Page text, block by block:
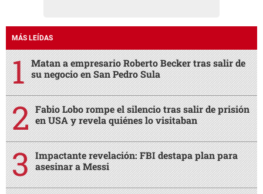
MÁS LEÍDAS
Matan a empresario Roberto Becker tras salir de
su negocio en San Pedro Sula
Fabio Lobo rompe el silencio tras salir de prisión
en USA y revela quiénes lo visitaban
Impactante revelación: FBI destapa plan para
asesinar a Messi